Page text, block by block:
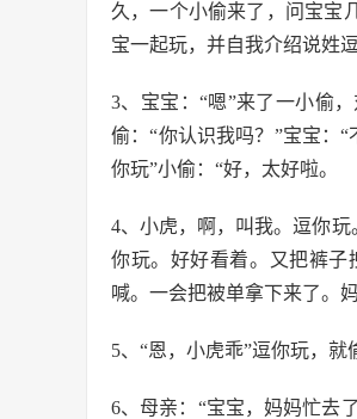
久，一个小偷来了，问宝宝
宝一起玩，并自我介绍说姓
3、宝宝：“嗯”来了一小偷
偷：“你认识我吗？”宝宝：
你玩”小偷：“好，太好啦。
4、小虎，啊，叫我。逗你
你玩。好好看着。又把裤子
喊。一会把被单拿下来了。
5、“恩，小虎乖”逗你玩，就
6、母亲：“宝宝，妈妈忙去